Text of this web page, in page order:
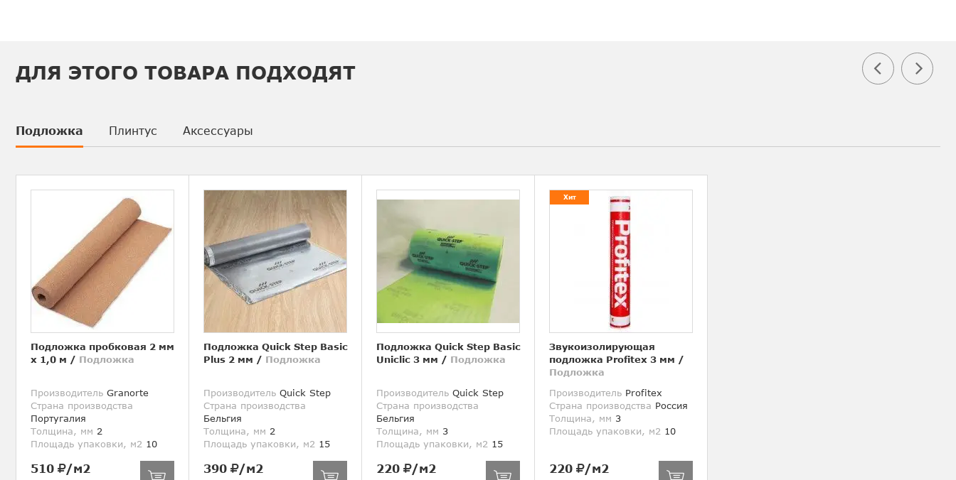
ДЛЯ ЭТОГО ТОВАРА ПОДХОДЯТ
Подложка Плинтус Аксессуары
Подложка пробковая 2 мм
х 1,0 м / Подложка
Производитель Granorte
Страна производства
Португалия
Толщина, мм 2
Площадь упаковки, м2 10
510 /м2
Подложка Quick Step Basic
Plus 2 мм / Подложка
Производитель Quick Step
Страна производства
Бельгия
Толщина, мм 2
Площадь упаковки, м2 15
390 /м2
Подложка Quick Step Basic
Uniclic 3 мм / Подложка
Производитель Quick Step
Страна производства
Бельгия
Толщина, мм 3
Площадь упаковки, м2 15
220 /м2
Хит
Звукоизолирующая
подложка Profitex 3 мм /
Подложка
Производитель Profitex
Страна производства Россия
Толщина, мм 3
Площадь упаковки, м2 10
220 /м2